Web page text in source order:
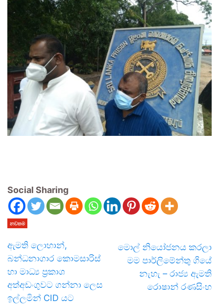
Social Sharing
නවතම
ඇමති ලොහාන්,
බන්ධනාගාර කොමසාරිස්
හා මාධ්‍ය ප්‍රකාශ
අත්අඩංගුවට ගන්නා ලෙස
ඉල්ලමින් CID යට
මොල් නියෝජනය කරලා
මම පාර්ලිමේන්තු ගියේ
නැහැ – රාජ්‍ය ඇමති
රොෂාන් රණසිංහ